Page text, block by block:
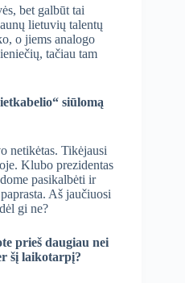
bet galbūt tai
lietuvių talentų
o jiems analogo
tačiau tam
siūlomą
netikėtas. Tikėjausi
Klubo prezidentas
pasikalbėti ir
Aš jaučiuosi
gi ne?
prieš daugiau nei
šį laikotarpį?